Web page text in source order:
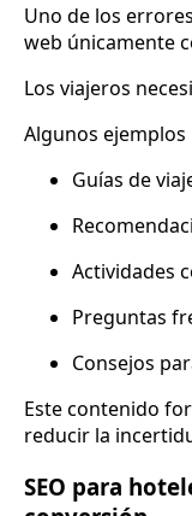
Uno de los
web únicamente
Los viajeros
Algunos ejemplos
Guías de
Actividades
Preguntas
Consejos
Este contenido
reducir la
SEO para